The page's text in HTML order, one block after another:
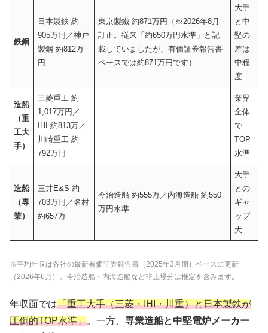
鉄鋼
日本製鉄 約
905万円／神戸
製鋼 約812万
円
東京製鐵 約871万円（※2026年8月
訂正。従来「約650万円水準」と記
載していましたが、有価証券報告書
ベースでは約871万円です）
大手
と中
堅の
差は
中程
度
造船
（重
工大
手）
三菱重工 約
1,017万円／
IHI 約813万／
川崎重工 約
792万円
──
業界
全体
で
TOP
水準
造船
（専
業）
三井E&S 約
703万円／名村
約657万
今治造船 約555万／内海造船 約550
万円水準
大手
との
ギャ
ップ
大
※平均年収は各社の最新有価証券報告書（2025年3月期）ベースに更新
（2026年6月）。今治造船・内海造船など非上場分は推定を含みます。
年収面では「重工大手（三菱・IHI・川重）と日本製鉄が
圧倒的TOP水準」。一方、 専業造船と中堅電炉メーカー